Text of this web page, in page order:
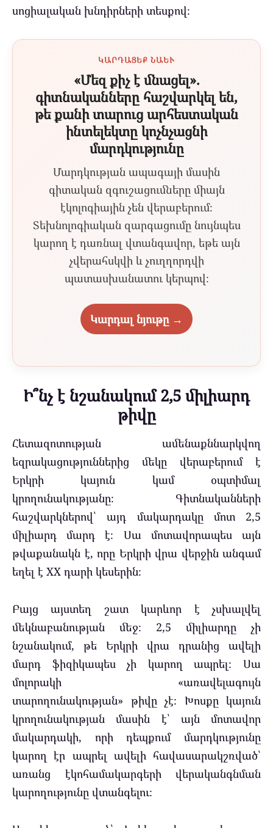
սոցիալական խնդիրների տեսքով։
ԿԱՐԴԱՑԵՔ ՆԱԵՒ
«Մեզ քիչ է մնացել».
գիտնականները հաշվարկել են,
թե քանի տարուց արհեստական
ինտելեկտը կոչնչացնի
մարդկությունը
Մարդկության ապագայի մասին
գիտական զգուշացումները միայն
էկոլոգիային չեն վերաբերում։
Տեխնոլոգիական զարգացումը նույնպես
կարող է դառնալ վտանգավոր, եթե այն
չվերահսկվի և չուղղորդվի
պատասխանատու կերպով։
Կարդալ նյութը →
Ի՞նչ է նշանակում 2,5 միլիարդ
թիվը
Հետազոտության ամենաքննարկվող
եզրակացություններից մեկը վերաբերում է
Երկրի կայուն կամ օպտիմալ
կրողունակությանը։ Գիտնականների
հաշվարկներով՝ այդ մակարդակը մոտ 2,5
միլիարդ մարդ է։ Սա մոտավորապես այն
թվաքանակն է, որը Երկրի վրա վերջին անգամ
եղել է XX դարի կեսերին։
Բայց այստեղ շատ կարևոր է չսխալվել
մեկնաբանության մեջ։ 2,5 միլիարդը չի
նշանակում, թե Երկրի վրա դրանից ավելի
մարդ ֆիզիկապես չի կարող ապրել։ Սա
մոլորակի «առավելագույն
տարողունակության» թիվը չէ։ Խոսքը կայուն
կրողունակության մասին է՝ այն մոտավոր
մակարդակի, որի դեպքում մարդկությունը
կարող էր ապրել ավելի հավասարակշռված՝
առանց էկոհամակարգերի վերականգնման
կարողությունը վտանգելու։